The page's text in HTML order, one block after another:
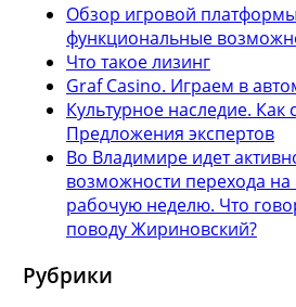
Обзор игровой
функциональные
Что такое лизинг
Graf Casino. Играем в
Культурное наследие. Как
Предложения экспертов
Во Владимире идет
возможности перехода
рабочую неделю. Что
поводу Жириновский?
Рубрики